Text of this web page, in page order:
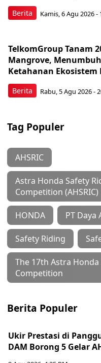
Berita Kamis, 6 Agu 2026 -
Berita
TelkomGroup Tanam
Mangrove,
Ketahanan Ekosistem
Rabu, 5 Agu 2026 -
Tag Populer
AHSRIC
Astra Honda Safety
Competition (AHSRIC)
HONDA PT
Safety Riding
The 17th Astra
Competition
Berita Populer
Ukir Prestasi di
DAM Borong 5 Gelar